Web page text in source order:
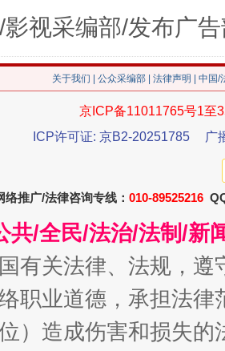
警钟！ 谢
今
视采编部/发布广
关于我们 公众采编部 法律声明 | 中国
京ICP备11011765号1至
ICP许可证: 京B2-20251785
广
络推广/法律咨询专线： 010-89525216
共/全民/法治/法制/新
有关法律、法规，
职业道德，承担法
）造成伤害和损失